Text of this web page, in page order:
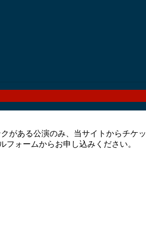
がある公演のみ、当サイトからチケ
フォームからお申し込みください。